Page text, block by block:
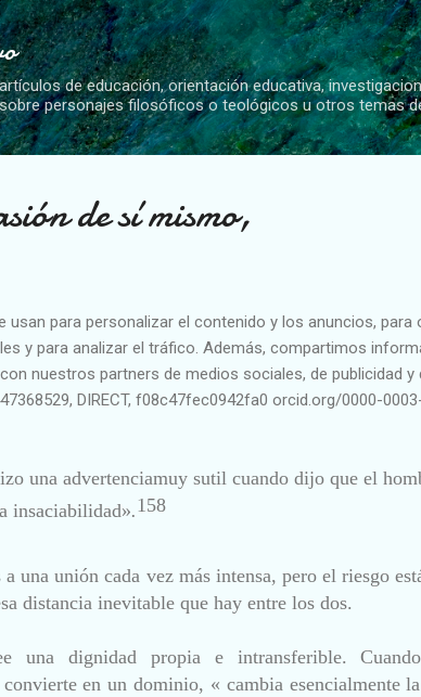
Ir al contenido principal
de educación, orientación educativa,
personajes filosóficos o teológicos u otros temas
de sí mismo,
usan para personalizar el contenido y los anuncios, para
y para analizar el tráfico. Además, compartimos
nuestros partners de medios sociales, de publicidad y
DIRECT, f08c47fec0942fa0 orcid.org/0000-
una advertenciamuy sutil cuando dijo que el
insaciabilidad». 158
una unión cada vez más intensa, pero el riesgo
distancia inevitable que hay entre los dos.
una dignidad propia e intransferible.
en un dominio, « cambia esencialmente